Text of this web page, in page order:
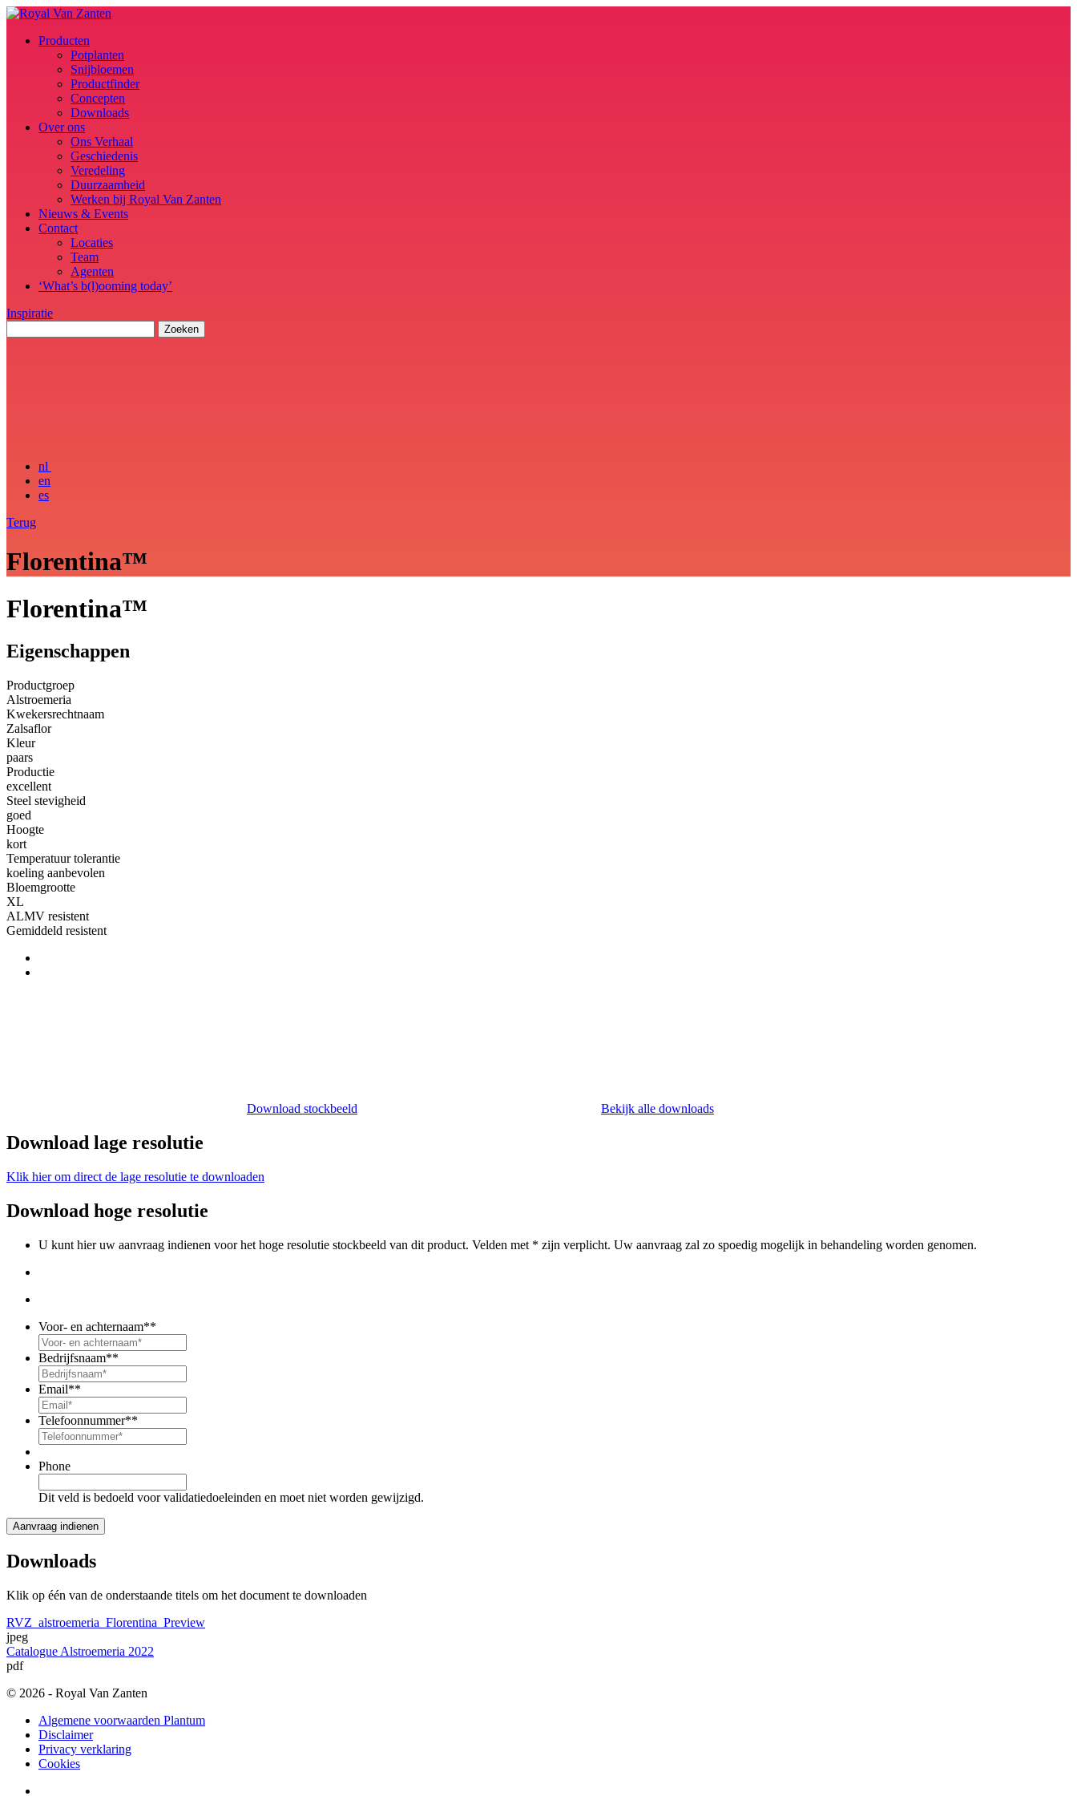
Producten
Potplanten
Snijbloemen
Productfinder
Concepten
Downloads
Over ons
Ons Verhaal
Geschiedenis
Veredeling
Duurzaamheid
Werken bij Royal Van Zanten
Nieuws & Events
Contact
Locaties
Team
Agenten
‘What’s b(l)ooming today’
Inspiratie
nl
en
es
Terug
Florentina™
Florentina™
Eigenschappen
Productgroep
Alstroemeria
Kwekersrechtnaam
Zalsaflor
Kleur
paars
Productie
excellent
Steel stevigheid
goed
Hoogte
kort
Temperatuur tolerantie
koeling aanbevolen
Bloemgrootte
XL
ALMV resistent
Gemiddeld resistent
Download stockbeeld Bekijk alle downloads
Download lage resolutie
Klik hier om direct de lage resolutie te downloaden
Download hoge resolutie
U kunt hier uw aanvraag indienen voor het hoge resolutie stockbeeld van dit product. Velden met * zijn verplicht. Uw aanvraag zal zo spoedig mogelijk in behandeling worden genomen.
Voor- en achternaam**
Bedrijfsnaam**
Email**
Telefoonnummer**
Phone
Dit veld is bedoeld voor validatiedoeleinden en moet niet worden gewijzigd.
Downloads
Klik op één van de onderstaande titels om het document te downloaden
RVZ_alstroemeria_Florentina_Preview
jpeg
Catalogue Alstroemeria 2022
pdf
© 2026 - Royal Van Zanten
Algemene voorwaarden Plantum
Disclaimer
Privacy verklaring
Cookies